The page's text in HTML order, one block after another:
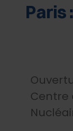
Paris
Centre